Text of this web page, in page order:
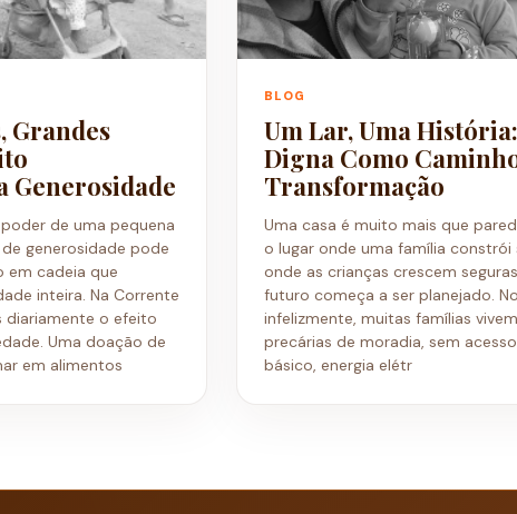
Grandes
de uma pequena
generosidade pode
em cadeia que
inteira. Na Corrente
diariamente o efeito
Uma doação de
em alimentos
BLOG
Um Lar, Uma
Digna Como
Transformação
Uma casa é muito mais que
o lugar onde uma família constrói
onde as crianças crescem
futuro começa a ser planejado.
infelizmente, muitas famílias
precárias de moradia, sem
básico, energia elétr